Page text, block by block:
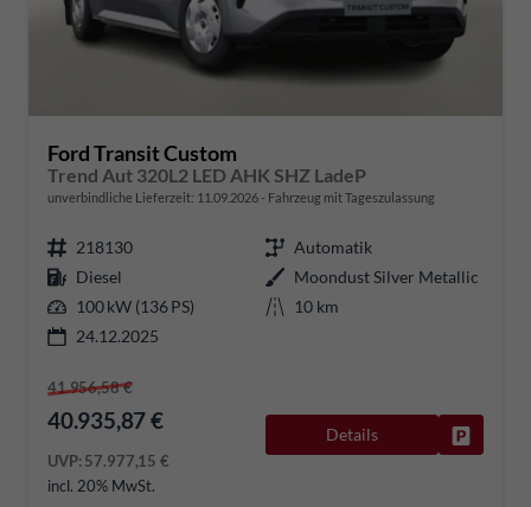
Ford Transit Custom
Trend Aut 320L2 LED AHK SHZ LadeP
unverbindliche Lieferzeit: 11.09.2026 Fahrzeug mit Tageszulassung
218130
Automatik
Diesel
Moondust Silver Metallic
100 kW (136 PS)
10 km
24.12.2025
41.956,58 €
40.935,87 €
UVP:57.977,15 €
incl. 20% MwSt.
Details